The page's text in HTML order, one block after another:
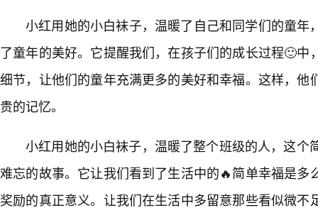
小红用她的小白袜子，温暖了自己和同学们的童年
了童年的美好。它提醒我们，在孩子们的成长过程🙂中
细节，让他们的童年充满更多的美好和幸福。这样，他
贵的记忆。
小红用她的小白袜子，温暖了整个班级的人，这个
难忘的故事。它让我们看到了生活中的🔥简单幸福是多
奖励的真正意义。让我们在生活中多留意那些看似微不